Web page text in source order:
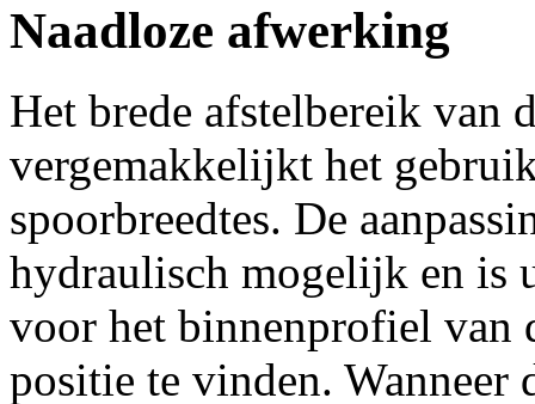
Naadloze afwerking
Het brede afstelbereik van
vergemakkelijkt het
spoorbreedtes. De
hydraulisch mogelijk en is
voor het binnenprofiel van
positie te vinden. Wanneer